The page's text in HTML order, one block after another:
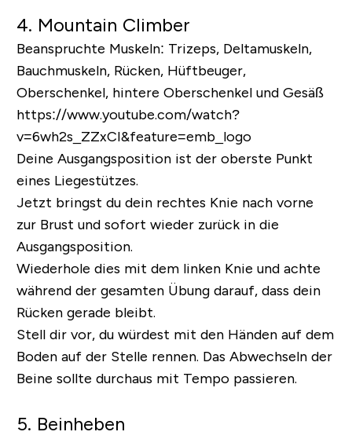
4. Mountain Climber
Beanspruchte Muskeln: Trizeps, Deltamuskeln,
Bauchmuskeln, Rücken, Hüftbeuger,
Oberschenkel, hintere Oberschenkel und Gesäß
https://www.youtube.com/watch?
v=6wh2s_ZZxCI&feature=emb_logo
Deine Ausgangsposition ist der oberste Punkt
eines Liegestützes.
Jetzt bringst du dein rechtes Knie nach vorne
zur Brust und sofort wieder zurück in die
Ausgangsposition.
Wiederhole dies mit dem linken Knie und achte
während der gesamten Übung darauf, dass dein
Rücken gerade bleibt.
Stell dir vor, du würdest mit den Händen auf dem
Boden auf der Stelle rennen. Das Abwechseln der
Beine sollte durchaus mit Tempo passieren.
5. Beinheben